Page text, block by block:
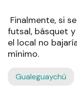
Finalmente, si
futsal, básquet
el local no
mínimo.
Gualeguaychú